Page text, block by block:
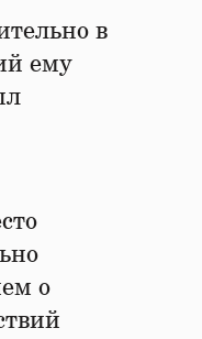
в
ему
о